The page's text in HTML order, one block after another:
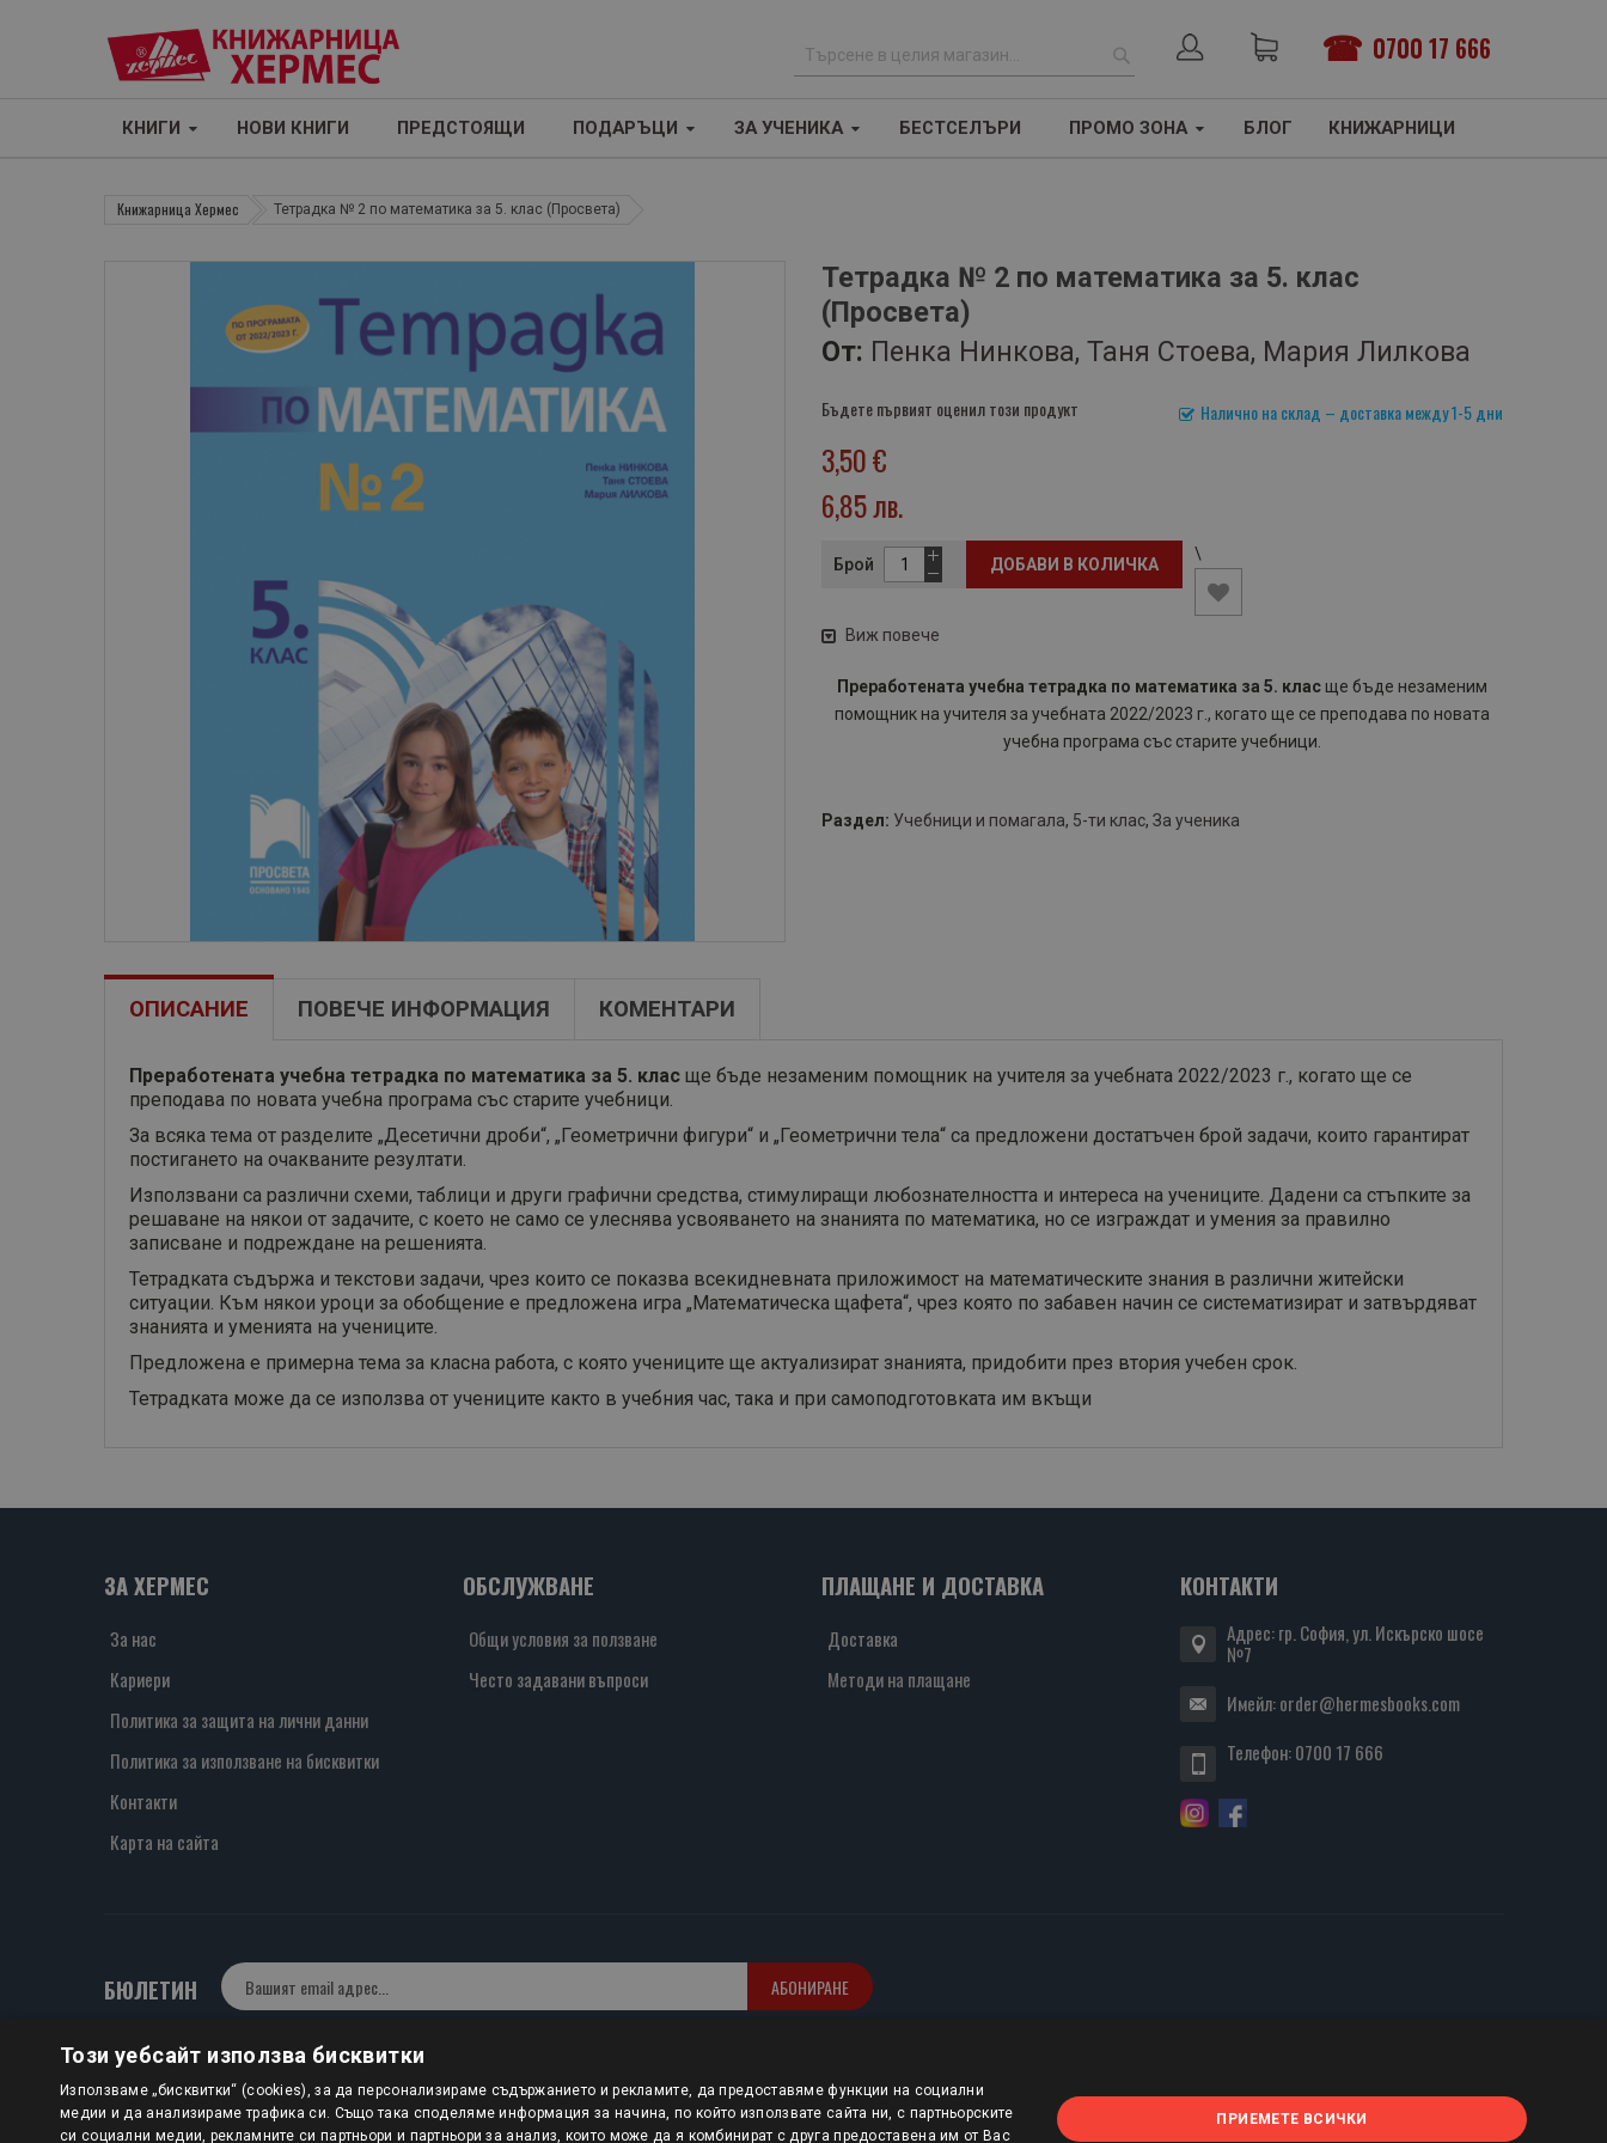
0700 17 666
р
ТЪРСЕНЕ
КНИГИ НОВИ КНИГИ ПРЕДСТОЯЩИ ПОДАРЪЦИ ЗА УЧЕНИКА БЕСТСЕЛЪРИ ПРОМО ЗОНА БЛОГ КНИЖАРНИЦИ
Книжарница Хермес Тетрадка № 2 по математика за 5. клас (Просвета)
Тетрадка № 2 по математика за 5. клас
(Просвета)
От: Пенка Нинкова, Таня Стоева, Мария Лилкова
Налично на склад – доставка между 1-5 дни
Бъдете първият оценил този продукт
3,50 €
6,85 лв.
Брой ДОБАВИ В КОЛИЧКА
\
Виж повече
Преработената учебна тетрадка по математика за 5. класще бъде незаменим
помощник на учителя за учебната 2022/2023 г., когато ще се преподава по новата
учебна програма със старите учебници.
Раздел: Учебници и помагала, 5-ти клас, За ученика
ОПИСАНИЕ ПОВЕЧЕ ИНФОРМАЦИЯ КОМЕНТАРИ
Преработената учебна тетрадка по математика за 5. клас ще бъде незаменим помощник на учителя за учебната 2022/2023 г., когато ще се
преподава по новата учебна програма със старите учебници.
За всяка тема от разделите „Десетични дроби“, „Геометрични фигури“ и „Геометрични тела“ са предложени достатъчен брой задачи, които гарантират
постигането на очакваните резултати.
Използвани са различни схеми, таблици и други графични средства, стимулиращи любознателността и интереса на учениците. Дадени са стъпките за
решаване на някои от задачите, с което не само се улеснява усвояването на знанията по математика, но се изграждат и умения за правилно
записване и подреждане на решенията.
Тетрадката съдържа и текстови задачи, чрез които се показва всекидневната приложимост на математическите знания в различни житейски
ситуации. Към някои уроци за обобщение е предложена игра „Математическа щафета“, чрез която по забавен начин се систематизират и затвърдяват
знанията и уменията на учениците.
Предложена е примерна тема за класна работа, с която учениците ще актуализират знанията, придобити през втория учебен срок.
Тетрадката може да се използва от учениците както в учебния час, така и при самоподготовката им вкъщи
ЗА ХЕРМЕС
За нас
Кариери
Политика за защита на лични данни
Политика за използване на бисквитки
Контакти
Карта на сайта
ОБСЛУЖВАНЕ
Общи условия за ползване
Често задавани въпроси
ПЛАЩАНЕ И ДОСТАВКА
Доставка
Методи на плащане
КОНТАКТИ
Адрес: гр. София, ул. Искърско шосе
№7
Имейл:order@hermesbooks.com
Телефон:0700 17 666
БЮЛЕТИН АБОНИРАНЕ
Авторско право © 2025 HERMESBOOKS.BG
1 EUR = 1.95583 BGN
Този уебсайт използва бисквитки
Използваме „бисквитки“ (cookies), за да персонализираме съдържанието и рекламите, да предоставяме функции на социални
медии и да анализираме трафика си. Също така споделяме информация за начина, по който използвате сайта ни, с партньорските
си социални медии, рекламните си партньори и партньори за анализ, които може да я комбинират с друга предоставена им от Вас
ПРИЕМЕТЕ ВСИЧКИ